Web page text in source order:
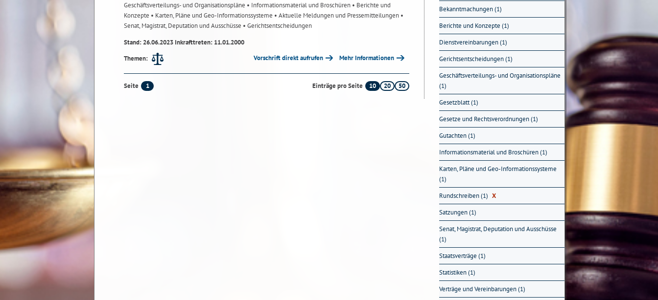
Geschäftsverteilungs- und Organisationspläne • Informationsmaterial und Broschüren • Berichte und
Konzepte • Karten, Pläne und Geo-Informationssysteme • Aktuelle Meldungen und Pressemitteilungen •
Senat, Magistrat, Deputation und Ausschüsse • Gerichtsentscheidungen
Stand: 26.06.2023 Inkrafttreten: 11.01.2000
Themen:
Vorschrift direkt aufrufen Mehr Informationen
Seite 1 Einträge pro Seite 10 20 50
Bekanntmachungen (1)
Berichte und Konzepte (1)
Dienstvereinbarungen (1)
Gerichtsentscheidungen (1)
Geschäftsverteilungs- und Organisationspläne
(1)
Gesetzblatt (1)
Gesetze und Rechtsverordnungen (1)
Gutachten (1)
Informationsmaterial und Broschüren (1)
Karten, Pläne und Geo-Informationssysteme
(1)
Rundschreiben (1) X
Satzungen (1)
Senat, Magistrat, Deputation und Ausschüsse
(1)
Staatsverträge (1)
Statistiken (1)
Verträge und Vereinbarungen (1)